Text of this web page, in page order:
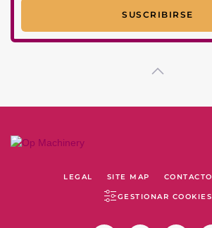
LEGAL SITE MAP CONTACTO
GESTIONAR COOKIES